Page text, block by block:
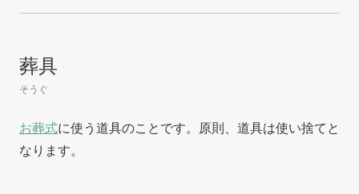
葬具
そうぐ
お葬式に使う道具のことです。原則、道具は使い捨てと
なります。